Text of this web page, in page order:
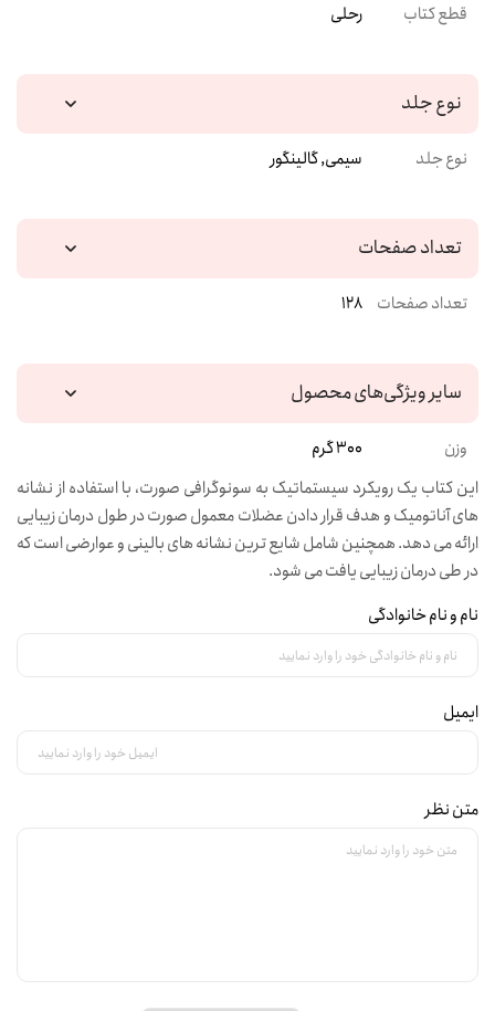
قطع کتاب رحلی
نوع جلد
نوع جلد سیمی, گالینگور
تعداد صفحات
تعداد صفحات 128
سایر ویژگی‌های محصول
وزن
300 گرم
این کتاب یک رویکرد سیستماتیک به سونوگرافی صورت، با استفاده از نشانه
های آناتومیک و هدف قرار دادن عضلات معمول صورت در طول درمان زیبایی
ارائه می دهد. همچنین شامل شایع ترین نشانه های بالینی و عوارضی است که
در طی درمان زیبایی یافت می شود.
نام و نام خانوادگی
ایمیل
متن نظر